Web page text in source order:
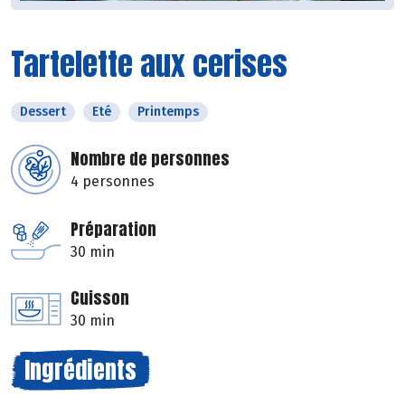
Tartelette aux cerises
Dessert Eté Printemps
Nombre de personnes
4 personnes
Préparation
30 min
Cuisson
30 min
Ingrédients